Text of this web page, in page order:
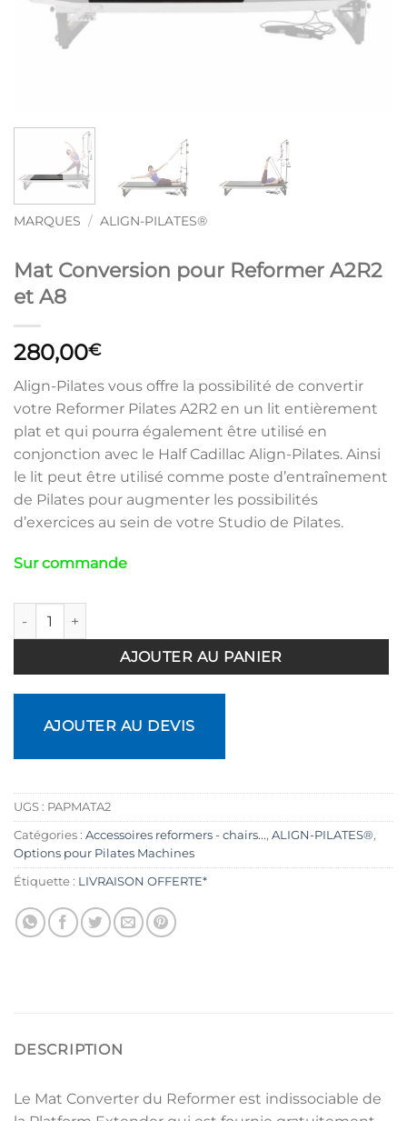
MARQUES / ALIGN-PILATES®
Mat Conversion pour Reformer A2R2
et A8
280,00€
Align-Pilates vous offre la possibilité de convertir
votre Reformer Pilates A2R2 en un lit entièrement
plat et qui pourra également être utilisé en
conjonction avec le Half Cadillac Align-Pilates. Ainsi
le lit peut être utilisé comme poste d’entraînement
de Pilates pour augmenter les possibilités
d’exercices au sein de votre Studio de Pilates.
Sur commande
quantité de Mat Conversion pour Reformer A2R2 et A8
AJOUTER AU PANIER
AJOUTER AU DEVIS
UGS : PAPMATA2
Catégories : Accessoires reformers - chairs..., ALIGN-PILATES®,
Options pour Pilates Machines
Étiquette : LIVRAISON OFFERTE*
DESCRIPTION
Le Mat Converter du Reformer est indissociable de